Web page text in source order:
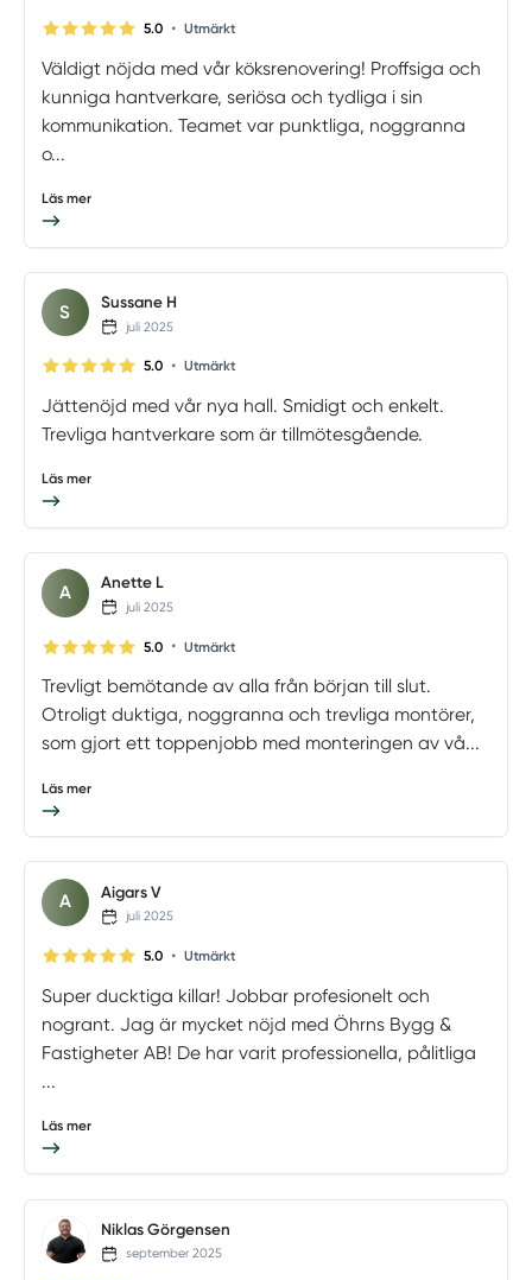
5.0 • Utmärkt
Väldigt nöjda med vår köksrenovering! Proffsiga och
kunniga hantverkare, seriösa och tydliga i sin
kommunikation. Teamet var punktliga, noggranna
o...
Läs mer
S Sussane H
juli 2025
5.0 • Utmärkt
Jättenöjd med vår nya hall. Smidigt och enkelt.
Trevliga hantverkare som är tillmötesgående.
Läs mer
A Anette L
juli 2025
5.0 • Utmärkt
Trevligt bemötande av alla från början till slut.
Otroligt duktiga, noggranna och trevliga montörer,
som gjort ett toppenjobb med monteringen av vå...
Läs mer
A Aigars V
juli 2025
5.0 • Utmärkt
Super ducktiga killar! Jobbar profesionelt och
nogrant. Jag är mycket nöjd med Öhrns Bygg &
Fastigheter AB! De har varit professionella, pålitliga
...
Läs mer
Niklas Görgensen
september 2025